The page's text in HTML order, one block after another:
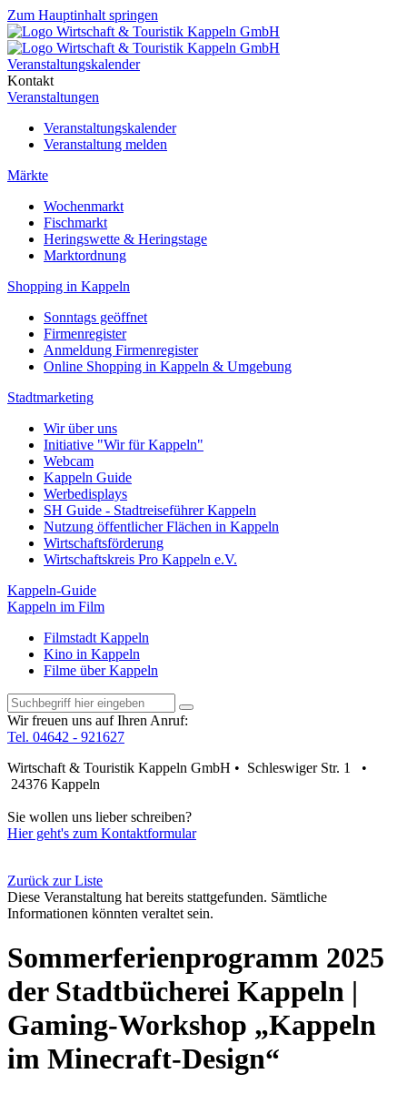
Zum Hauptinhalt springen
Veranstaltungskalender
Kontakt
Veranstaltungen
Veranstaltungskalender
Veranstaltung melden
Märkte
Wochenmarkt
Fischmarkt
Heringswette & Heringstage
Marktordnung
Shopping in Kappeln
Sonntags geöffnet
Firmenregister
Anmeldung Firmenregister
Online Shopping in Kappeln & Umgebung
Stadtmarketing
Wir über uns
Initiative "Wir für Kappeln"
Webcam
Kappeln Guide
Werbedisplays
SH Guide - Stadtreiseführer Kappeln
Nutzung öffentlicher Flächen in Kappeln
Wirtschaftsförderung
Wirtschaftskreis Pro Kappeln e.V.
Kappeln-Guide
Kappeln im Film
Filmstadt Kappeln
Kino in Kappeln
Filme über Kappeln
Wir freuen uns auf Ihren Anruf:
Tel. 04642 - 921627
Wirtschaft & Touristik Kappeln GmbH • Schleswiger Str. 1 •
24376 Kappeln
Sie wollen uns lieber schreiben?
Hier geht's zum Kontaktformular
Zurück zur Liste
Diese Veranstaltung hat bereits stattgefunden. Sämtliche
Informationen könnten veraltet sein.
Sommerferienprogramm 2025
der Stadtbücherei Kappeln |
Gaming-Workshop „Kappeln
im Minecraft-Design“